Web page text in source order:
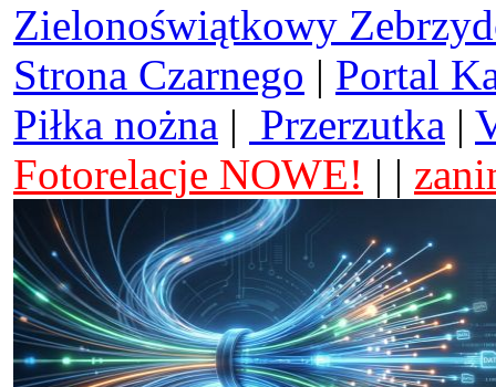
Zielonoświątkowy
Strona Czarnego | Portal
Piłka nożna | Przerzutka |
Fotorelacje NOWE! | |